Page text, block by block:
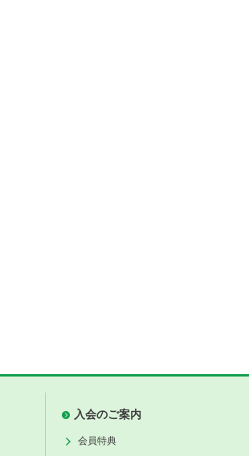
入会のご案内
会員特典